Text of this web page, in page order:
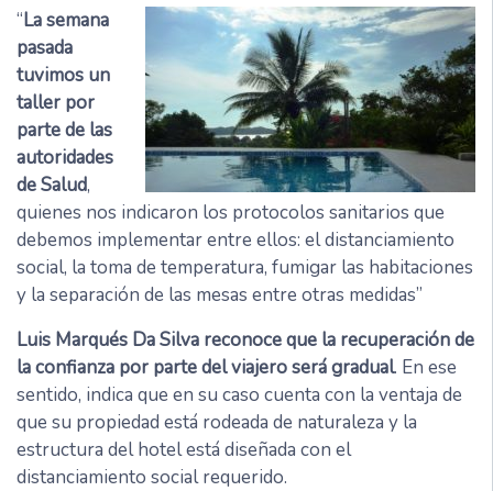
“La semana
pasada
tuvimos un
taller por
parte de las
autoridades
de Salud,
quienes nos indicaron los protocolos sanitarios que
debemos implementar entre ellos: el distanciamiento
social, la toma de temperatura, fumigar las habitaciones
y la separación de las mesas entre otras medidas”
Luis Marqués Da Silva reconoce que la recuperación de
la confianza por parte del viajero será gradual. En ese
sentido, indica que en su caso cuenta con la ventaja de
que su propiedad está rodeada de naturaleza y la
estructura del hotel está diseñada con el
distanciamiento social requerido.